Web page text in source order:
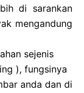
di sarankan
mengandung
sejenis
), fungsinya
anda dan di